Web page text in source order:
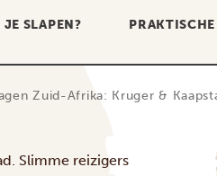
SLAPEN?
Zuid-Afrika: Kruger &
Slimme reizigers